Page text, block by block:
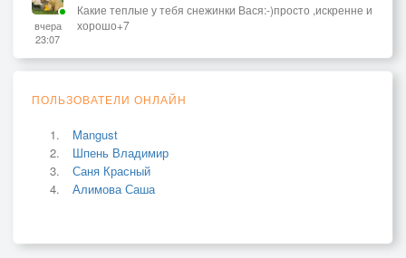
вчера
23:07
Какие теплые у тебя снежинки Вася:-)просто ,искренне и
хорошо+7
ПОЛЬЗОВАТЕЛИ ОНЛАЙН
Mangust
Шпень Владимир
Саня Красный
Алимова Саша